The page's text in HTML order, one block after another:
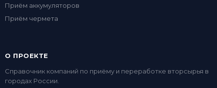
Приём аккумуляторов
Приём чермета
О ПРОЕКТЕ
Справочник компаний по приёму и переработке вторсырья в
городах России.